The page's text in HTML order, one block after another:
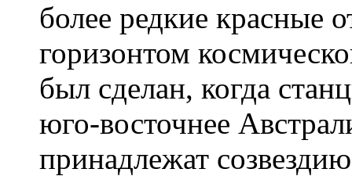
более редкие красные
горизонтом
был сделан, когда
юго-восточнее
принадлежат